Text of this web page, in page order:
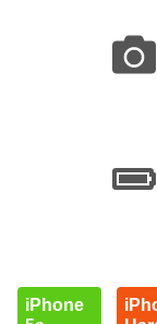
iPhone